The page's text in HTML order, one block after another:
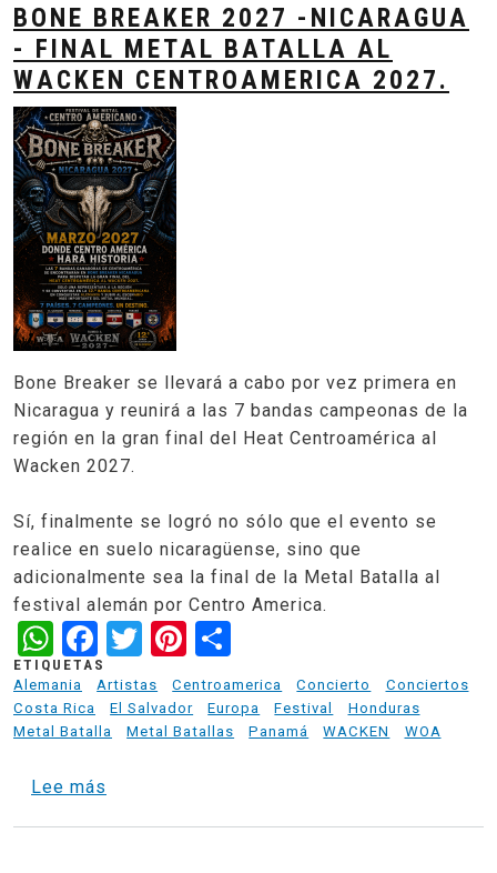
BONE BREAKER 2027 -NICARAGUA
- FINAL METAL BATALLA AL
WACKEN CENTROAMERICA 2027.
Bone Breaker se llevará a cabo por vez primera en
Nicaragua y reunirá a las 7 bandas campeonas de la
región en la gran final del Heat Centroamérica al
Wacken 2027.
Sí, finalmente se logró no sólo que el evento se
realice en suelo nicaragüense, sino que
adicionalmente sea la final de la Metal Batalla al
festival alemán por Centro America.
WhatsApp
Facebook
TwitterPinterest
ETIQUETAS
Alemania
Artistas Centroamerica Concierto
Conciertos
Costa Rica
El Salvador Europa Festival
Honduras
Metal Batalla
Metal Batallas Panamá WACKEN WOA
Lee más